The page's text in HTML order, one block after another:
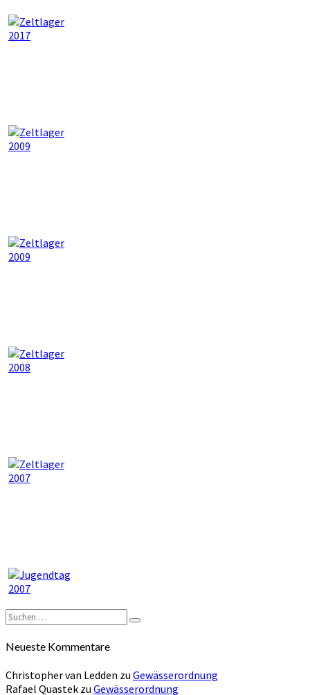
Suchen
nach:
Suchen
Neueste Kommentare
Christopher van Ledden zu Gewässerordnung
Rafael Quastek zu Gewässerordnung